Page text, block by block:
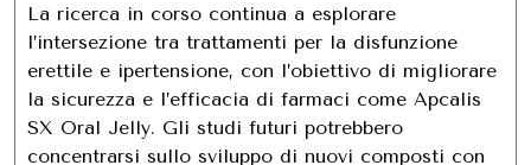
La ricerca in corso continua a esplorare
l’intersezione tra trattamenti per la disfunzione
erettile e ipertensione, con l’obiettivo di migliorare
la sicurezza e l’efficacia di farmaci come Apcalis
SX Oral Jelly. Gli studi futuri potrebbero
concentrarsi sullo sviluppo di nuovi composti con